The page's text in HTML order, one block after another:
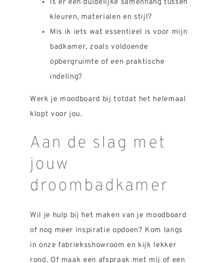
Is er een duidelijke samenhang tussen
kleuren, materialen en stijl?
Mis ik iets wat essentieel is voor mijn
badkamer, zoals voldoende
opbergruimte of een praktische
indeling?
Werk je moodboard bij totdat het helemaal
klopt voor jou.
Aan de slag met
jouw
droombadkamer
Wil je hulp bij het maken van je moodboard
of nog meer inspiratie opdoen? Kom langs
in onze fabrieksshowroom en kijk lekker
rond. Of maak een afspraak met mij of een